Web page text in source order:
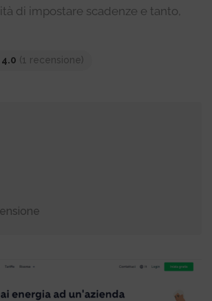
di impostare scadenze e tanto,
4.0 (1 recensione)